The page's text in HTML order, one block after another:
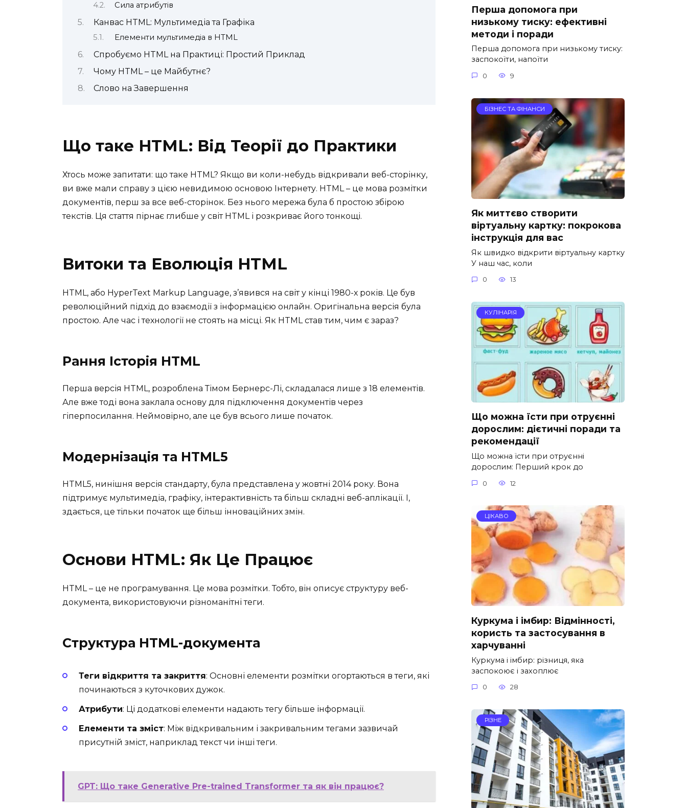
Сила атрибутів
Канвас HTML: Мультимедіа та Графіка
Елементи мультимедіа в HTML
Спробуємо HTML на Практиці: Простий Приклад
Чому HTML – це Майбутнє?
Слово на Завершення
Що таке HTML: Від Теорії до Практики
Хтось може запитати: що таке HTML? Якщо ви коли-небудь відкривали веб-сторінку,
ви вже мали справу з цією невидимою основою Інтернету. HTML – це мова розмітки
документів, перш за все веб-сторінок. Без нього мережа була б простою збірою
текстів. Ця стаття пірнає глибше у світ HTML і розкриває його тонкощі.
Витоки та Еволюція HTML
HTML, або HyperText Markup Language, з’явився на світ у кінці 1980-х років. Це був
революційний підхід до взаємодії з інформацією онлайн. Оригінальна версія була
простою. Але час і технології не стоять на місці. Як HTML став тим, чим є зараз?
Рання Історія HTML
Перша версія HTML, розроблена Тімом Бернерс-Лі, складалася лише з 18 елементів.
Але вже тоді вона заклала основу для підключення документів через
гіперпосилання. Неймовірно, але це був всього лише початок.
Модернізація та HTML5
HTML5, нинішня версія стандарту, була представлена у жовтні 2014 року. Вона
підтримує мультимедіа, графіку, інтерактивність та більш складні веб-аплікації. І,
здається, це тільки початок ще більш інноваційних змін.
Основи HTML: Як Це Працює
HTML – це не програмування. Це мова розмітки. Тобто, він описує структуру веб-
документа, використовуючи різноманітні теги.
Структура HTML-документа
Теги відкриття та закриття: Основні елементи розмітки огортаються в теги, які
починаються з куточкових дужок.
Атрибути: Ці додаткові елементи надають тегу більше інформації.
Елементи та зміст: Між відкривальним і закривальним тегами зазвичай
присутній зміст, наприклад текст чи інші теги.
GPT: Що таке Generative Pre-trained Transformer та як він працює?
Перша допомога при
низькому тиску: ефективні
методи і поради
Перша допомога при низькому тиску:
заспокоїти, напоїти
0 9
БІЗНЕС ТА ФІНАНСИ
Як миттєво створити
віртуальну картку: покрокова
інструкція для вас
Як швидко відкрити віртуальну картку
У наш час, коли
0 13
КУЛІНАРІЯ
Що можна їсти при отруєнні
дорослим: дієтичні поради та
рекомендації
Що можна їсти при отруєнні
дорослим: Перший крок до
0 12
ЦІКАВО
Куркума і імбир: Відмінності,
користь та застосування в
харчуванні
Куркума і імбир: різниця, яка
заспокоює і захоплює
0 28
РІЗНЕ